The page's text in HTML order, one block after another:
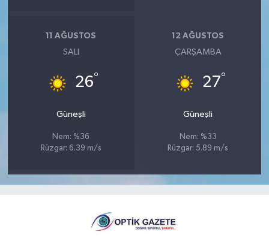
11 AĞUSTOS
SALI
26°
Güneşli
Nem: %36
Rüzgar: 6.39 m/s
12 AĞUSTOS
ÇARŞAMBA
27°
Güneşli
Nem: %33
Rüzgar: 5.89 m/s